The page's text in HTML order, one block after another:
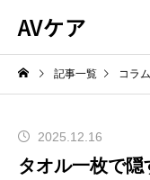
AVケア
記事一覧 コラム
2025.12.16
タオル一枚で隠